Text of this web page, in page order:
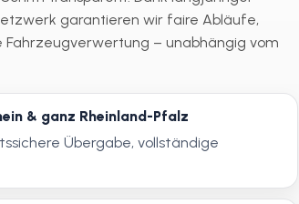
garantieren wir faire Abläufe,
– unabhängig vom
& ganz Rheinland-Pfalz
Übergabe, vollständige